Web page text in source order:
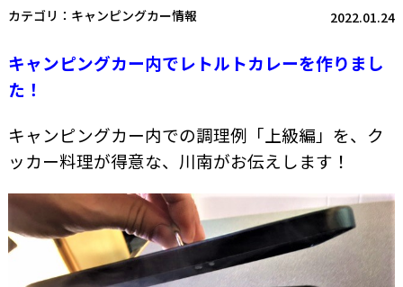
キャンピングカー情報 2022.01.24
キャンピングカー内でレトルトカレーを作りまし
た！
キャンピングカー内での調理例「上級編」を、ク
ッカー料理が得意な、川南がお伝えします！